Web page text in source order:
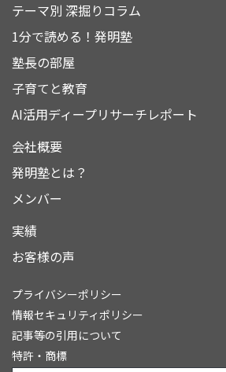
テーマ別 深掘りコラム
1分で読める！発明塾
塾長の部屋
子育てと教育
AI活用ディープリサーチレポート
会社概要
発明塾とは？
メンバー
実績
お客様の声
プライバシーポリシー
情報セキュリティポリシー
記事等の引用について
特許・商標